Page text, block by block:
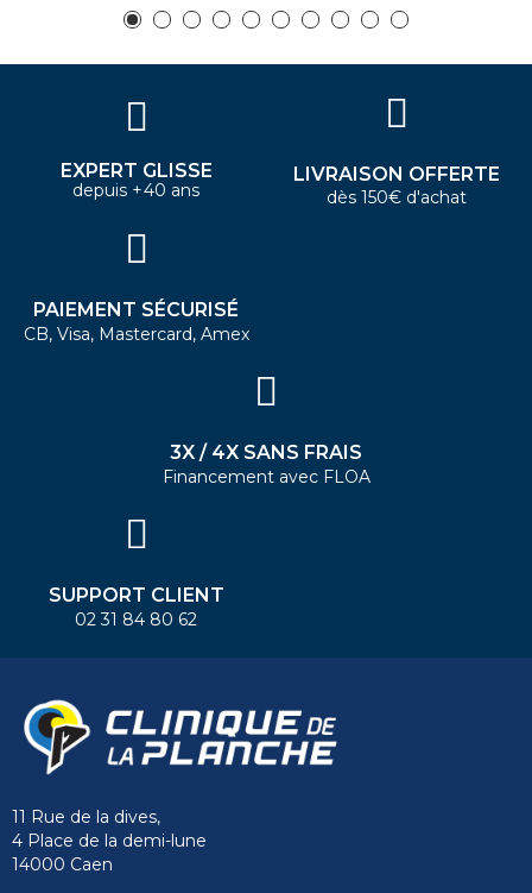
EXPERT GLISSE
depuis +40 ans
LIVRAISON OFFERTE
dès 150€ d'achat
PAIEMENT SÉCURISÉ
CB, Visa, Mastercard, Amex
3X / 4X SANS FRAIS
Financement avec FLOA
SUPPORT CLIENT
02 31 84 80 62
11 Rue de la dives,
4 Place de la demi-lune
14000 Caen